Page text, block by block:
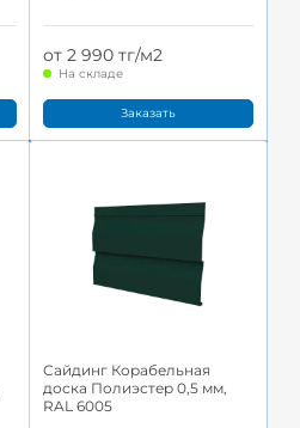
от 2 990 тг/м2
На складе
Заказать
Сайдинг Корабельная
доска Полиэстер 0,5 мм,
RAL 6005